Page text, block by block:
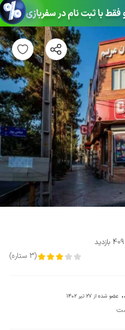
409 بازدید
(
3 ستاره)
عضو شده از 27 تیر 1402